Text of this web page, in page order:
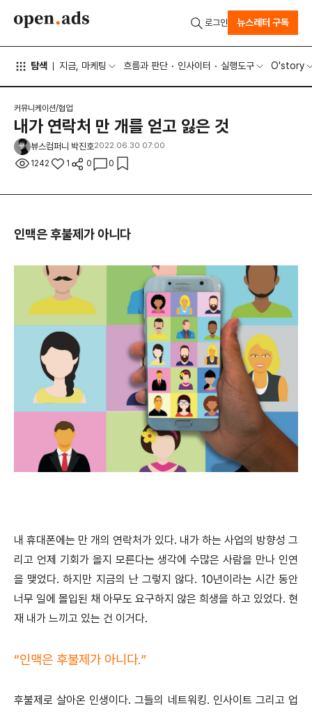
탐색 지금, 마케팅 흐름과 판단 인사이터 실행도구 O'story
로그인 뉴스레터 구독
커뮤니케이션/협업
내가 연락처 만 개를 얻고 잃은 것
뷰스컴퍼니 박진호2022.06.30 07:00
1242 1 0 0
인맥은 후불제가 아니다
내 휴대폰에는 만 개의 연락처가 있다. 내가 하는 사업의 방향성 그
리고 언제 기회가 올지 모른다는 생각에 수많은 사람을 만나 인연
을 맺었다. 하지만 지금의 난 그렇지 않다. 10년이라는 시간 동안
너무 일에 몰입된 채 아무도 요구하지 않은 희생을 하고 있었다. 현
재 내가 느끼고 있는 건 이거다.
“인맥은 후불제가 아니다.”
후불제로 살아온 인생이다. 그들의 네트워킹. 인사이트 그리고 업